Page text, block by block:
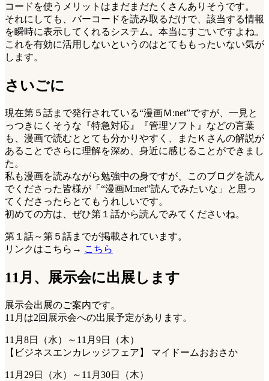
コードを使うメリットはまだまだたくさんありそうです。
それにしても、バーコードを読み取るだけで、該当する情報
を瞬時に表示してくれるシステム。本当にすごいですよね。
これを有効に活用しないというのはとてももったいない気が
します。
さいごに
現在第５話まで発行されている“漫画Ｍ:net”ですが、一見と
っつきにくそうな『特急対応』『管理ソフト』などの言葉
も、漫画で読むととても分かりやすく、またＫさんの解説が
あることでさらに理解を深め、身近に感じることができまし
た。
私も漫画を読みながら勉強中の身ですが、このブログを読ん
でくださった皆様が「“漫画M:net”読んでみたいな」と思っ
てくださったらとてもうれしいです。
初めての方は、ぜひ第１話から読んでみてくださいね。
第１話～第５話までが掲載されています。
リンクはこちら→ こちら
11月、展示会に出展します
展示会出展のご案内です。
11月は2回展示会への出展予定があります。
11月8日（水）～11月9日（木）
【ビジネスエンカレッジフェア】 マイドームおおさか
11月29日（水）～11月30日（木）